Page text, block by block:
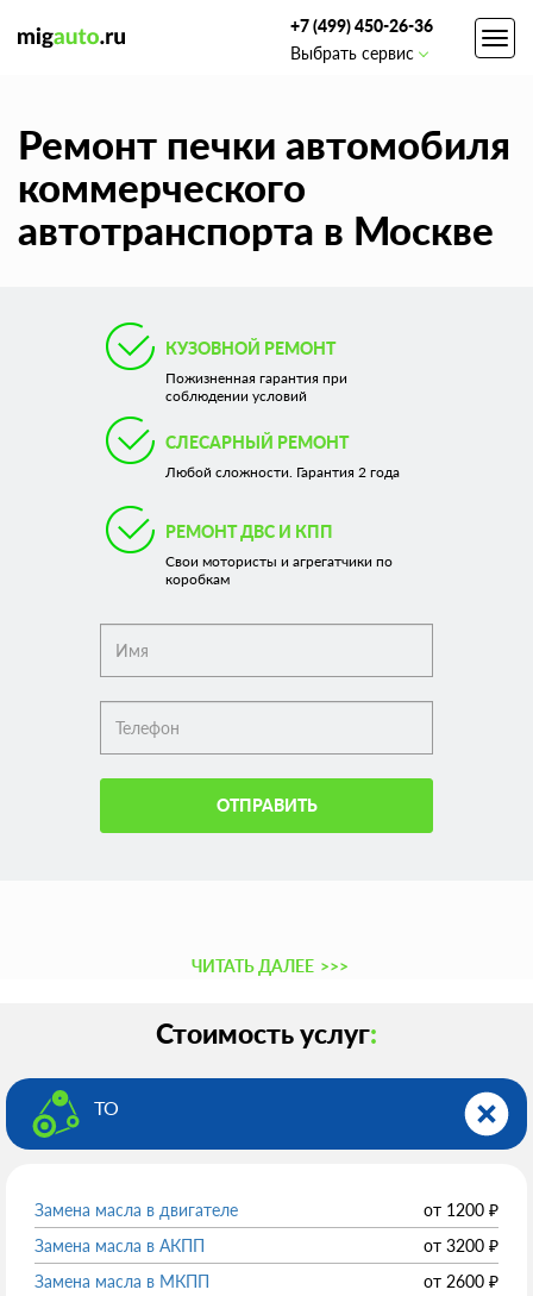
+7 (499) 450-26-36
Выбрать сервис
Ремонт печки автомобиля
коммерческого
автотранспорта в Москве
КУЗОВНОЙ РЕМОНТ
Пожизненная гарантия при
соблюдении условий
СЛЕСАРНЫЙ РЕМОНТ
Любой сложности. Гарантия 2 года
РЕМОНТ ДВС И КПП
Свои мотористы и агрегатчики по
коробкам
ОТПРАВИТЬ
ЧИТАТЬ ДАЛЕЕ >>>
Стоимость услуг:
ТО
Замена масла в двигателе от 1200 ₽
Замена масла в АКПП
от 3200 ₽
Замена масла в МКПП
от 2600 ₽